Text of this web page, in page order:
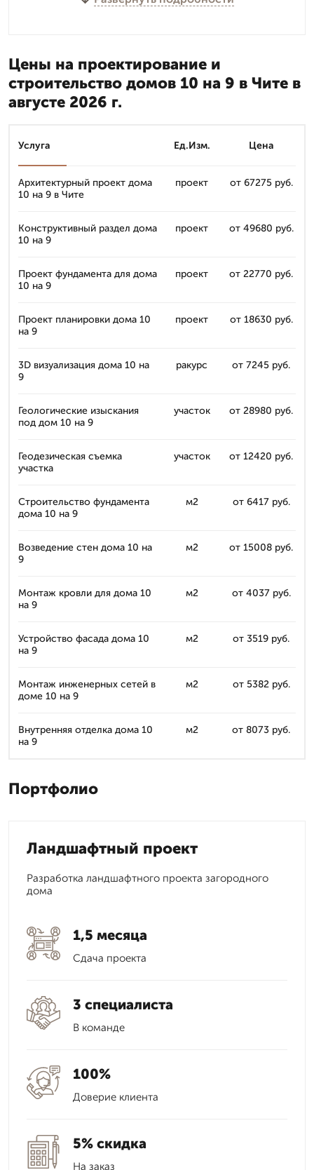
Цены на проектирование и
строительство домов 10 на 9 в Чите в
августе 2026 г.
Услуга Ед.Изм. Цена
Архитектурный проект дома
10 на 9 в Чите
проект от 67275 руб.
Конструктивный раздел дома
10 на 9
проект от 49680 руб.
Проект фундамента для дома
10 на 9
проект от 22770 руб.
Проект планировки дома 10
на 9
проект от 18630 руб.
3D визуализация дома 10 на
9
ракурс от 7245 руб.
Геологические изыскания
под дом 10 на 9
участок от 28980 руб.
Геодезическая съемка
участка
участок от 12420 руб.
Строительство фундамента
дома 10 на 9
м2 от 6417 руб.
Возведение стен дома 10 на
9
м2 от 15008 руб.
Монтаж кровли для дома 10
на 9
м2 от 4037 руб.
Устройство фасада дома 10
на 9
м2 от 3519 руб.
Монтаж инженерных сетей в
доме 10 на 9
м2 от 5382 руб.
Внутренняя отделка дома 10
на 9
м2 от 8073 руб.
Портфолио
Ландшафтный проект
Разработка ландшафтного проекта загородного
дома
1,5 месяца
Сдача проекта
3 специалиста
В команде
100%
Доверие клиента
5% скидка
На заказ